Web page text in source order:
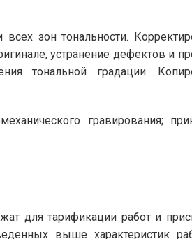
зон тональности.
устранение дефектов и
тональной градации.
гравирования;
для тарификации работ и
выше характеристик